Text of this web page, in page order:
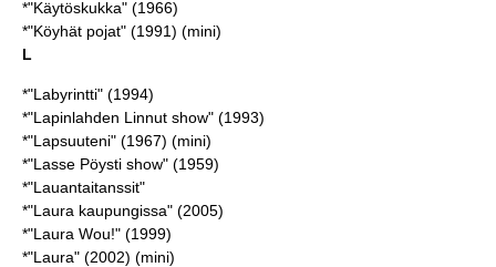
*"Käytöskukka" (1966)
*"Köyhät pojat" (1991) (mini)
L
*"Labyrintti" (1994)
*"Lapinlahden Linnut show" (1993)
*"Lapsuuteni" (1967) (mini)
*"Lasse Pöysti show" (1959)
*"Lauantaitanssit"
*"Laura kaupungissa" (2005)
*"Laura Wou!" (1999)
*"Laura" (2002) (mini)